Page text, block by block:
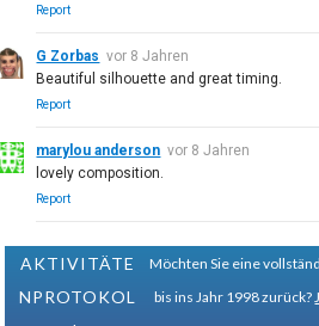
Report
G Zorbas vor 8 Jahren
Beautiful silhouette and great timing.
Report
marylou anderson vor 8 Jahren
lovely composition.
Report
AKTIVITÄTE
NPROTOKOL
Möchten Sie eine
bis ins Jahr 1998 zurück?